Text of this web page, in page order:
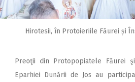
Hirotesii, în Protoieriile Făurei și
Preoţii din Protopopiatele Făurei
Eparhiei Dunării de Jos au